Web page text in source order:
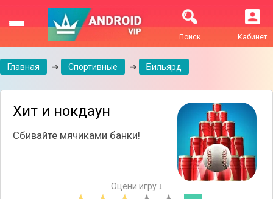
Кабинет
Поиск
Главная ➔ Спортивные ➔ Бильярд
Хит и нокдаун
Сбивайте мячиками банки!
Оцени игру ↓